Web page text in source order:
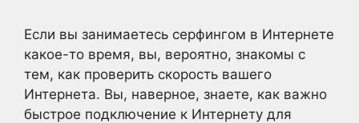
Если вы занимаетесь серфингом в Интернете
какое-то время, вы, вероятно, знакомы с
тем, как проверить скорость вашего
Интернета. Вы, наверное, знаете, как важно
быстрое подключение к Интернету для